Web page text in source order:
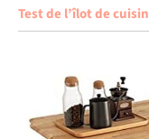
Test de l’îlot de